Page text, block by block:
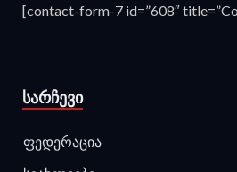
[contact-form-7 id=”608″
ᲡᲐᲠᲩᲔᲕᲘ
ფედერაცია